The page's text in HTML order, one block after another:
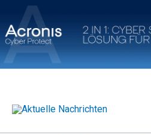
Inhalt
springen